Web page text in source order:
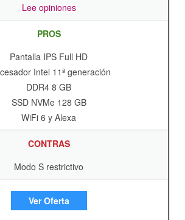
Lee opiniones
PROS
Pantalla IPS Full HD
Intel 11ª generación
DDR4 8 GB
SSD NVMe 128 GB
WiFi 6 y Alexa
CONTRAS
Modo S restrictivo
Ver Oferta